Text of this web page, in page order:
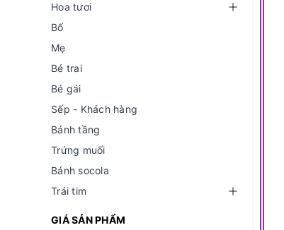
Hoa tươi
Bố
Mẹ
Bé trai
Bé gái
Sếp - Khách hàng
Bánh tầng
Trứng muối
Bánh socola
Trái tim
GIÁ SẢN PHẨM